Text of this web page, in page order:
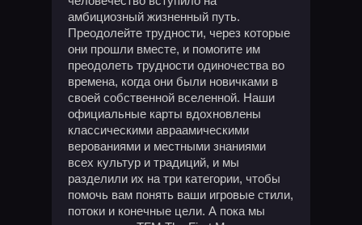
амбициозный жизненный путь.
Преодолейте трудности, через которые
они прошли вместе, и помогите им
преодолеть трудности одиночества во
времена, когда они были новичками в
своей собственной вселенной. Наши
официальные карты вдохновлены
классическими авраамическими
верованиями и местными знаниями
всех культур и традиций, и мы
разделили их на три категории, чтобы
помочь вам понять ваши игровые стили,
потоки и конечные цели. А пока мы